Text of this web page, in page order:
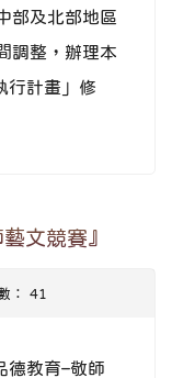
部及北部地區
調整，辦理本
行計畫」修
文競賽』
： 41
德教育–敬師